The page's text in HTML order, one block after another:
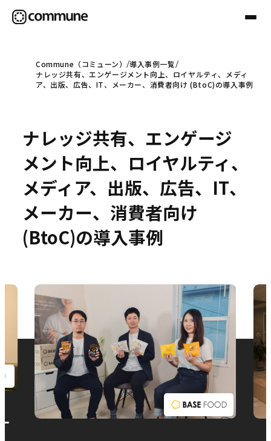
Communeについて
事例
セミナー
お問い合わせ
Commune（コミューン）
導入事例一覧
ナレッジ共有、エンゲージメント向上、ロイヤルティ、メディ
ア、出版、広告、IT、メーカー、消費者向け (BtoC)の導入事例
ナレッジ共有、エンゲージ
メント向上、ロイヤルティ、
メディア、出版、広告、IT、
メーカー、消費者向け
(BtoC)の導入事例